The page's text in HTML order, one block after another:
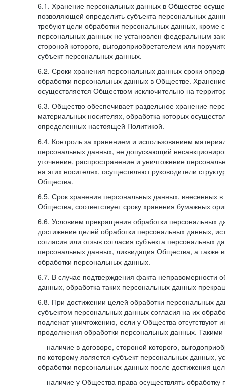
6.1. Хранение персональных данных в Обществе
позволяющей определить субъекта персональных
требуют цели обработки персональных данных, кроме
персональных данных не установлен федеральным
стороной которого, выгодоприобретателем или
субъект персональных данных.
6.2. Сроки хранения персональных данных сроки
обработки персональных данных в Обществе.
осуществляется Обществом исключительно на
6.3. Общество обеспечивает раздельное хранение
материальных носителях, обработка которых
определенных настоящей Политикой.
6.4. Контроль за хранением и использованием
персональных данных, не допускающий
уточнение, распространение и уничтожение
на этих носителях, осуществляют руководители
Общества.
6.5. Срок хранения персональных данных, внесенных
Общества, соответствует сроку хранения бумажных
6.6. Условием прекращения обработки персональных
достижение целей обработки персональных данных,
согласия или отзыв согласия субъекта персональных
персональных данных, ликвидация Общества, а также
обработки персональных данных.
6.7. В случае подтверждения факта неправомерности
данных, обработка таких персональных данных
6.8. При достижении целей обработки персональных
субъектом персональных данных согласия на их
подлежат уничтожению, если у Общества отсутствуют
продолжения обработки персональных данных.
— наличие в договоре, стороной которого,
по которому является субъект персональных данных,
обработки персональных данных после достижения
— наличие у Общества права осуществлять обработку